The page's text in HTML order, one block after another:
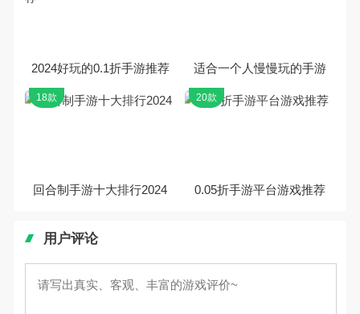
2024好玩的0.1折手游推荐 适合一个人慢慢玩的手游
回合制手游十大排行2024
18款
0.05折手游平台游戏推荐
20款
用户评论